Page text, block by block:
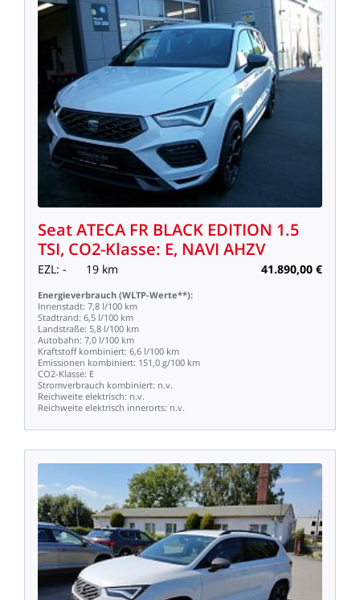
SeatATECA FR BLACK EDITION 1.5
TSI, CO2-Klasse: E, NAVI AHZV
EZL: - 19 km 41.890,00 €
Energieverbrauch (WLTP-Werte**):
Innenstadt: 7,8 l/100 km
Stadtrand: 6,5 l/100 km
Landstraße: 5,8 l/100 km
Autobahn: 7,0 l/100 km
Kraftstoff kombiniert: 6,6 l/100 km
Emissionen kombiniert: 151,0 g/100 km
CO2-Klasse: E
Stromverbrauch kombiniert: n.v.
Reichweite elektrisch: n.v.
Reichweite elektrisch innerorts: n.v.